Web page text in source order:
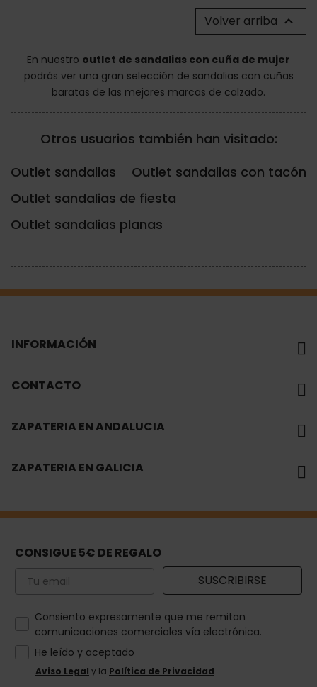
Volver arriba 
En nuestro outlet de sandalias con cuña de mujer
podrás ver una gran selección de sandalias con cuñas
baratas de las mejores marcas de calzado.
Otros usuarios también han visitado:
Outlet sandalias
Outlet sandalias con tacón
Outlet sandalias de fiesta
Outlet sandalias planas
INFORMACIÓN
CONTACTO
ZAPATERIA EN ANDALUCIA
ZAPATERIA EN GALICIA
CONSIGUE 5€ DE REGALO
Email SUSCRIBIRSE
How would you like to hear from us?
Consiento expresamente que me remitan
comunicaciones comerciales vía electrónica.
He leído y aceptado
Aviso Legal y la Política de Privacidad.